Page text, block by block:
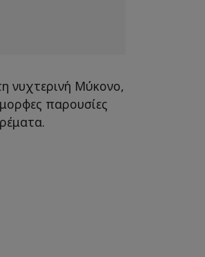
νυχτερινή Μύκονο,
παρουσίες